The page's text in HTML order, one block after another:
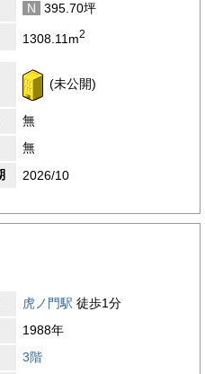
N
395.70坪
1308.11m2
(未公開)
無
無
2026/10
虎ノ門駅 徒歩1分
1988年
3階